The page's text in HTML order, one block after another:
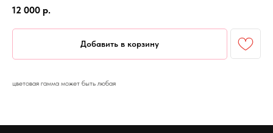
12 000 р.
Добавить в корзину
цветовая гамма может быть любая